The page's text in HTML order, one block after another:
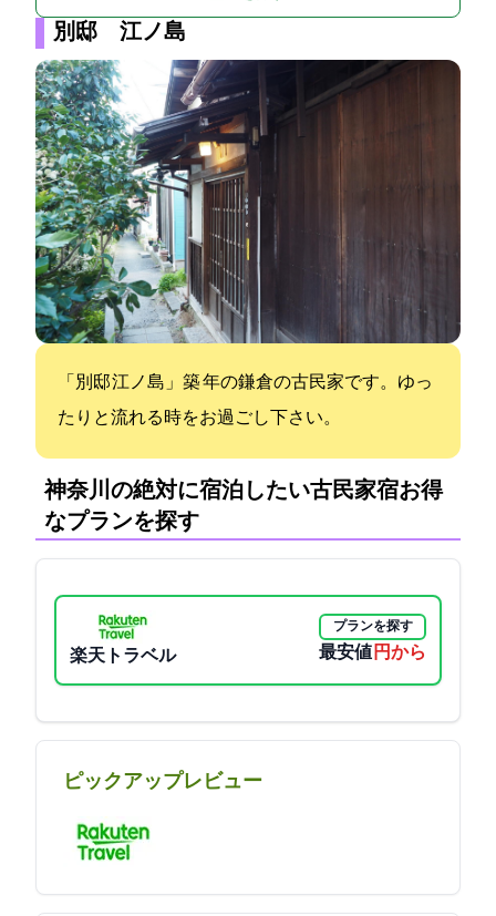
別邸 江ノ島
「別邸 江ノ島」築 80 年の鎌倉の古民家です。ゆっ
たりと流れる時をお過ごし下さい。
神奈川の絶対に宿泊したい古民家宿:お得
なプランを探す
楽天トラベル
プランを探す
最安値 7700円から
ピックアップレビュー